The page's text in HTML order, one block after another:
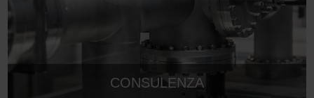
CONSULENZA